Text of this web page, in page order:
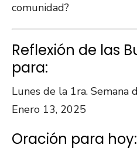
comunidad?
Reflexión de las
para:
Lunes de la 1ra. Semana
Enero 13, 2025
Oración para hoy: